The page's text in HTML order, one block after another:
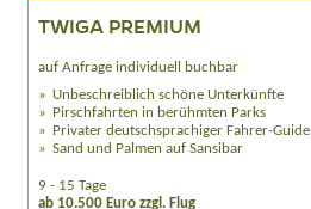
TWIGA PREMIUM
auf Anfrage individuell buchbar
Unbeschreiblich schöne Unterkünfte
Pirschfahrten in berühmten Parks
Privater deutschsprachiger Fahrer-Guide
Sand und Palmen auf Sansibar
9 - 15 Tage
ab 10.500 Euro zzgl. Flug